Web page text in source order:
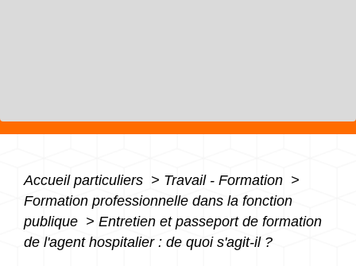
Accueil particuliers > Travail - Formation >
Formation professionnelle dans la fonction
publique > Entretien et passeport de formation
de l'agent hospitalier : de quoi s'agit-il ?